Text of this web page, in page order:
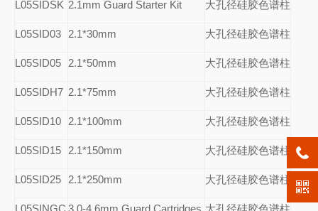
L05SIDSK 2.1mm Guard Starter Kit 大孔径硅胶色谱柱
L05SID03 2.1*30mm 大孔径硅胶色谱柱
L05SID05 2.1*50mm 大孔径硅胶色谱柱
L05SIDH7 2.1*75mm 大孔径硅胶色谱柱
L05SID10 2.1*100mm 大孔径硅胶色谱柱
L05SID15 2.1*150mm 大孔径硅胶色谱柱
L05SID25 2.1*250mm 大孔径硅胶色谱柱
L05SINGC 3.0-4.6mm Guard Cartridges 大孔径硅胶色谱柱